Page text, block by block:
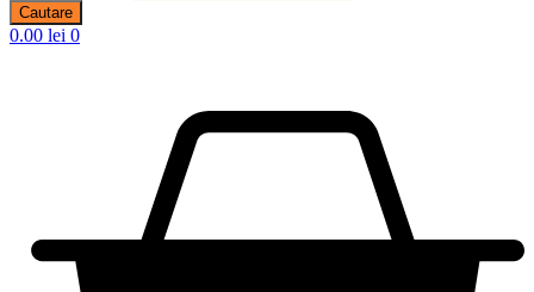
Cautare
0.00 lei 0